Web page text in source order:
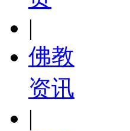
|
佛教
资讯
|